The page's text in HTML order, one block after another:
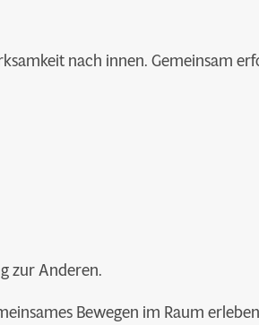
nach innen. Gemeinsam
zur Anderen.
Bewegen im Raum